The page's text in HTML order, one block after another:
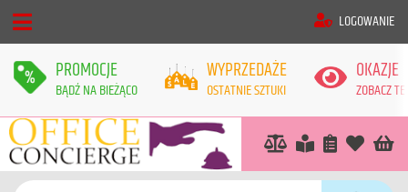
LOGOWANIE
PROMOCJE
BĄDŹ NA BIEŻĄCO
WYPRZEDAŻE
OSTATNIE SZTUKI
OKAZJE
ZOBACZ